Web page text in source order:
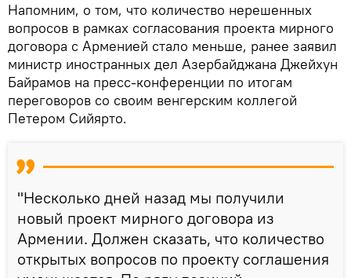
Напомним, о том, что количество нерешенных
вопросов в рамках согласования проекта мирного
договора с Арменией стало меньше, ранее заявил
министр иностранных дел Азербайджана Джейхун
Байрамов на пресс-конференции по итогам
переговоров со своим венгерским коллегой
Петером Сийярто.
"Несколько дней назад мы получили
новый проект мирного договора из
Армении. Должен сказать, что количество
открытых вопросов по проекту соглашения